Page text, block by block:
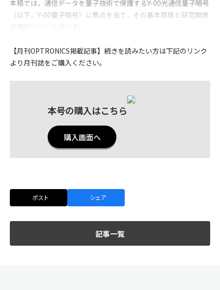
本稿では，通信データを量子技術で保護するY-00光通信量子暗号
（以下，Y-00量子暗号）に焦点を当て，その基本原理と研究開発
の現状について述べる。
【月刊OPTRONICS掲載記事】続きを読みたい方は下記のリンク
より月刊誌をご購入ください。
本号の購入はこちら
購入画面へ
ポスト シェア
記事一覧